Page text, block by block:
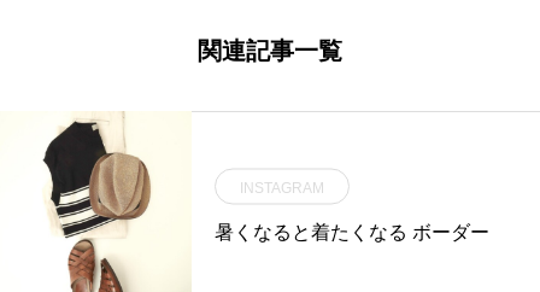
関連記事一覧
INSTAGRAM
暑くなると着たくなる ボーダー